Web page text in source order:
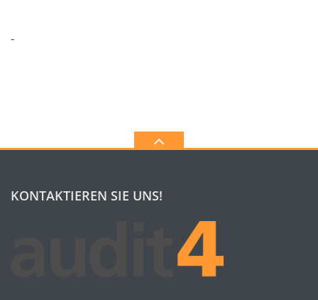
-
KONTAKTIEREN SIE UNS!